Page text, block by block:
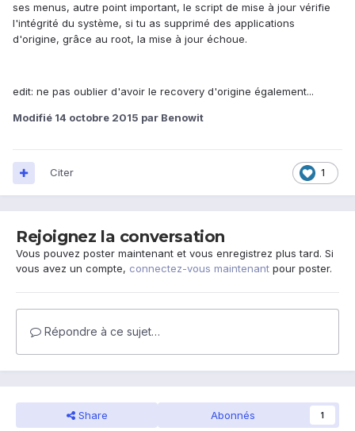
ses menus, autre point important, le script de mise à jour vérifie
l'intégrité du système, si tu as supprimé des applications
d'origine, grâce au root, la mise à jour échoue.
edit: ne pas oublier d'avoir le recovery d'origine également...
Modifié 14 octobre 2015 par Benowit
1
Citer
Rejoignez la conversation
Vous pouvez poster maintenant et vous enregistrez plus tard. Si
vous avez un compte, connectez-vous maintenant pour poster.
Répondre à ce sujet…
Share Abonnés 1